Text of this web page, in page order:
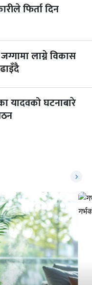
फिर्ता दिन
लाग्ने विकास
यादवको घटनाबारे